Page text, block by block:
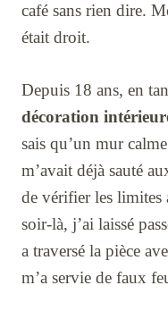
café sans rien dire.
était droit.
Depuis 18 ans, en
décoration
sais qu’un mur
m’avait déjà sauté
de vérifier les limites
soir-là, j’ai laissé
a traversé la pièce
m’a servie de faux